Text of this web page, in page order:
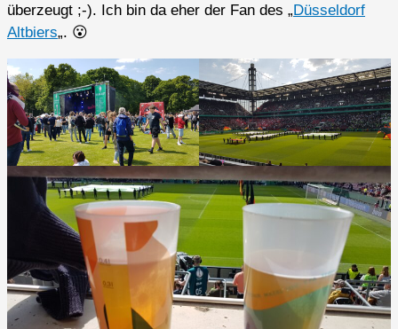
überzeugt ;-). Ich bin da eher der Fan des „Düsseldorf
Altbiers„. 😮